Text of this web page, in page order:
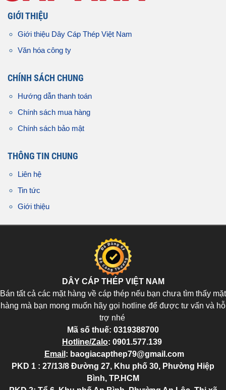
GIỚI THIỆU
Giới thiệu Dây Cáp Thép Việt Nam
Văn hóa công ty
CHÍNH SÁCH CHUNG
Hướng dẫn thanh toán
Chính sách mua hàng
Chính sách bảo mật
THÔNG TIN CHUNG
Liên hệ
Tin tức
Giới thiệu
DÂY CÁP THÉP VIỆT NAM
Bán tất cả các mặt hàng về cáp thép nếu bạn chưa tìm thấy mặt
hàng mà bạn mong muốn hãy gọi hotline để được tư vấn và hỗ
trợ nhé
Mã số thuế: 0319388700
Hotline/Zalo: 0901.577.139
Email : baogiacapthep79@gmail.com
PKD 1 : 27/13/8 Đường 27, Khu phố 30, Phường Hiệp
Bình, TP.HCM